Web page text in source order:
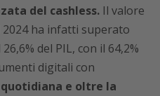
del cashless. Il valore
ha infatti superato
del PIL, con il 64,2%
digitali con
e oltre la